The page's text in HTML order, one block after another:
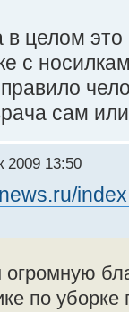
в целом
с
сам
2009 13:50
по уборке